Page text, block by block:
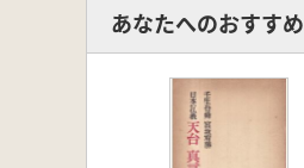
あなたへのおすすめ